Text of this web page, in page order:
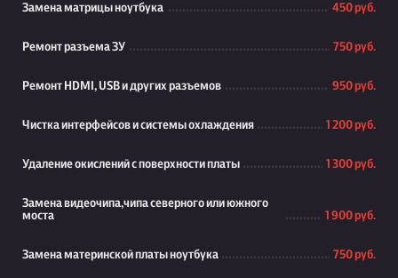
Замена матрицы ноутбука 450 руб.
Ремонт разъема ЗУ 750 руб.
Ремонт HDMI, USB и других разъемов 950 руб.
Чистка интерфейсов и системы охлаждения 1 200 руб.
Удаление окислений с поверхности платы 1 300 руб.
Замена видеочипа,чипа северного или южного
моста
1 900 руб.
Замена материнской платы ноутбука 750 руб.